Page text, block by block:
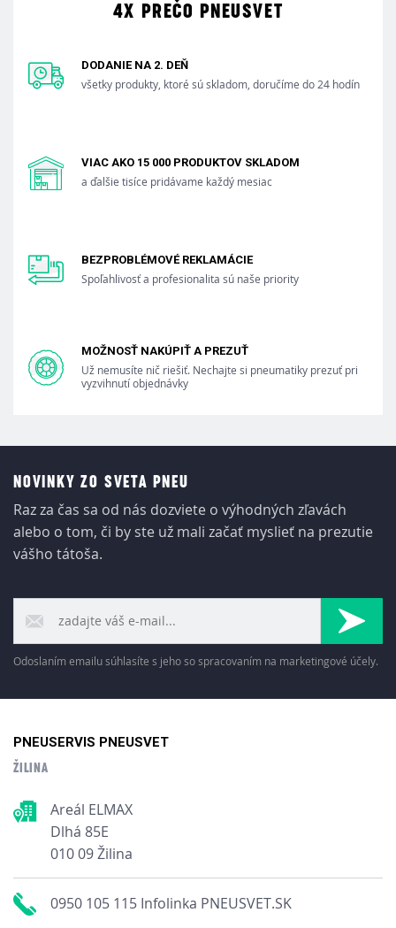
4X PREČO PNEUSVET
DODANIE NA 2. DEŇ
všetky produkty, ktoré sú skladom, doručíme do 24 hodín
VIAC AKO 15 000 PRODUKTOV SKLADOM
a ďalšie tisíce pridávame každý mesiac
BEZPROBLÉMOVÉ REKLAMÁCIE
Spoľahlivosť a profesionalita sú naše priority
MOŽNOSŤ NAKÚPIŤ A PREZUŤ
Už nemusíte nič riešiť. Nechajte si pneumatiky prezuť pri
vyzvihnutí objednávky
NOVINKY ZO SVETA PNEU
Raz za čas sa od nás dozviete o výhodných zľavách
alebo o tom, či by ste už mali začať myslieť na prezutie
vášho tátoša.
Odoslaním emailu súhlasíte s jeho so spracovaním na marketingové účely.
PNEUSERVIS PNEUSVET
ŽILINA
Areál ELMAX
Dlhá 85E
010 09 Žilina
0950 105 115 Infolinka PNEUSVET.SK